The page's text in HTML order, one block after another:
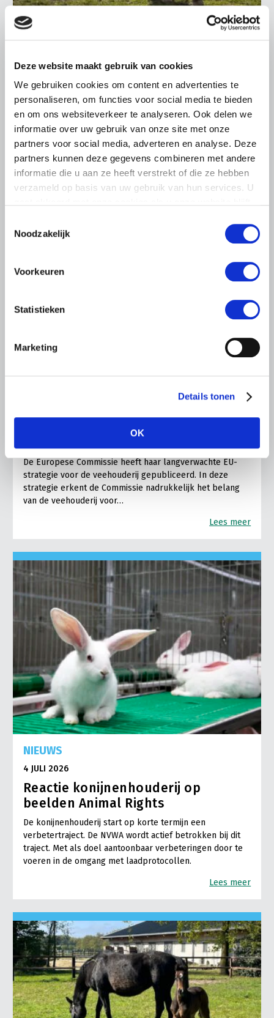
Deze website maakt gebruik van cookies
We gebruiken cookies om content en advertenties te
personaliseren, om functies voor social media te bieden
en om ons websiteverkeer te analyseren. Ook delen we
informatie over uw gebruik van onze site met onze
partners voor social media, adverteren en analyse. Deze
partners kunnen deze gegevens combineren met andere
informatie die u aan ze heeft verstrekt of die ze hebben
verzameld op basis van uw gebruik van hun services. U
Noodzakelijk
Voorkeuren
Statistieken
Marketing
Details tonen
OK
ALGEMENE INFORMATIE
28 JULI 2026
Warmere zomers, meer aandacht
voor hittestress bij paarden
Warme zomerdagen vragen steeds meer aandacht van
paardenhouders. Het voorkomen van hittestress is geen
eenmalige actie.
Lees meer
EU wil toekomstperspectief voor de
De Europese Commissie heeft haar langverwachte EU-
strategie voor de veehouderij gepubliceerd. In deze
strategie erkent de Commissie nadrukkelijk het belang
van de veehouderij voor…
Lees meer
NIEUWS
4 JULI 2026
Reactie konijnenhouderij op
beelden Animal Rights
De konijnenhouderij start op korte termijn een
verbetertraject. De NVWA wordt actief betrokken bij dit
traject. Met als doel aantoonbaar verbeteringen door te
voeren in de omgang met laadprotocollen.
Lees meer